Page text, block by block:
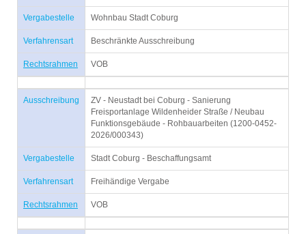
Vergabestelle Wohnbau Stadt Coburg
Verfahrensart Beschränkte Ausschreibung
Rechtsrahmen VOB
Ausschreibung
ZV - Neustadt bei Coburg - Sanierung
Freisportanlage Wildenheider Straße / Neubau
Funktionsgebäude - Rohbauarbeiten (1200-0452-
2026/000343)
Vergabestelle Stadt Coburg - Beschaffungsamt
Verfahrensart Freihändige Vergabe
Rechtsrahmen VOB